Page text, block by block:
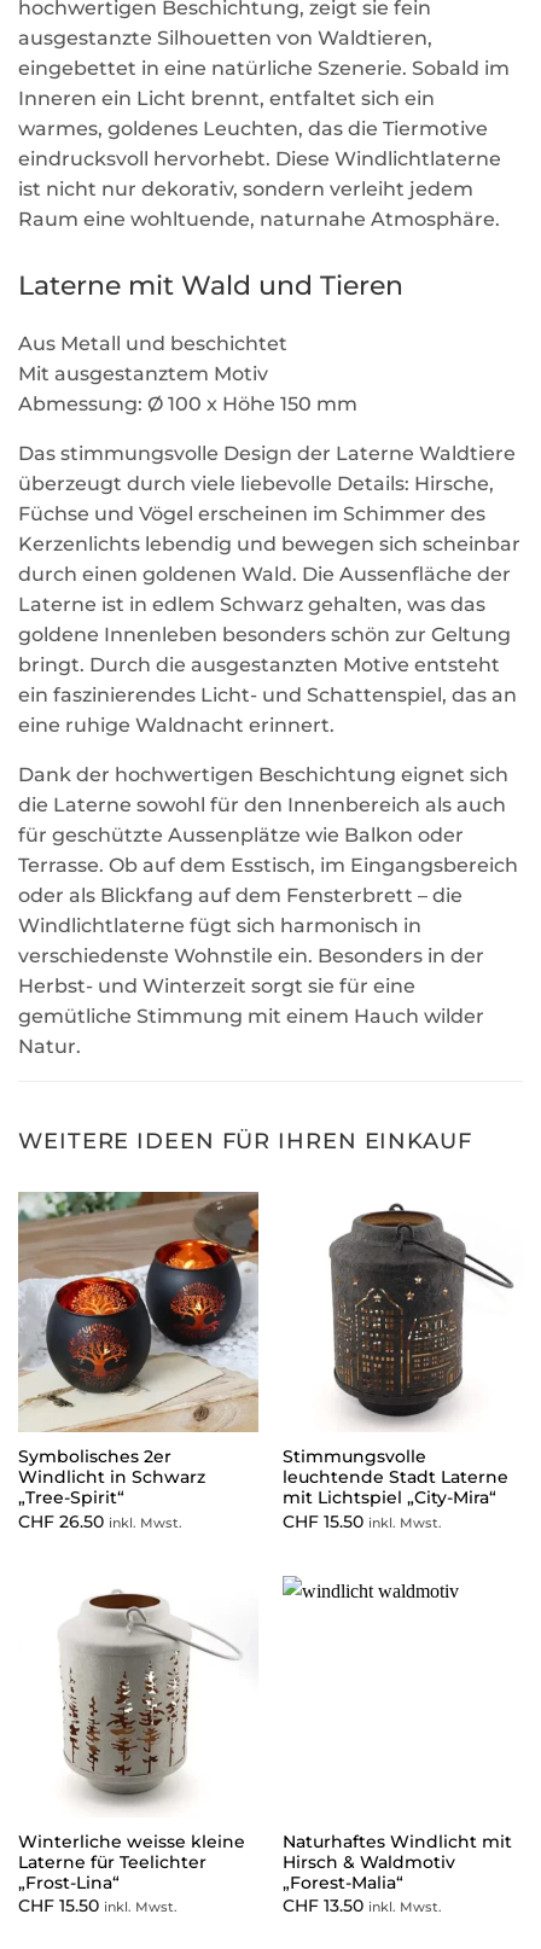
hochwertigen Beschichtung, zeigt sie fein
ausgestanzte Silhouetten von Waldtieren,
eingebettet in eine natürliche Szenerie. Sobald im
Inneren ein Licht brennt, entfaltet sich ein
warmes, goldenes Leuchten, das die Tiermotive
eindrucksvoll hervorhebt. Diese Windlichtlaterne
ist nicht nur dekorativ, sondern verleiht jedem
Raum eine wohltuende, naturnahe Atmosphäre.
Laterne mit Wald und Tieren
Aus Metall und beschichtet
Mit ausgestanztem Motiv
Abmessung: Ø 100 x Höhe 150 mm
Das stimmungsvolle Design der Laterne Waldtiere
überzeugt durch viele liebevolle Details: Hirsche,
Füchse und Vögel erscheinen im Schimmer des
Kerzenlichts lebendig und bewegen sich scheinbar
durch einen goldenen Wald. Die Aussenfläche der
Laterne ist in edlem Schwarz gehalten, was das
goldene Innenleben besonders schön zur Geltung
bringt. Durch die ausgestanzten Motive entsteht
ein faszinierendes Licht- und Schattenspiel, das an
eine ruhige Waldnacht erinnert.
Dank der hochwertigen Beschichtung eignet sich
die Laterne sowohl für den Innenbereich als auch
für geschützte Aussenplätze wie Balkon oder
Terrasse. Ob auf dem Esstisch, im Eingangsbereich
oder als Blickfang auf dem Fensterbrett – die
Windlichtlaterne fügt sich harmonisch in
verschiedenste Wohnstile ein. Besonders in der
Herbst- und Winterzeit sorgt sie für eine
gemütliche Stimmung mit einem Hauch wilder
Natur.
WEITERE IDEEN FÜR IHREN EINKAUF
Symbolisches 2er
Windlicht in Schwarz
„Tree-Spirit“
CHF26.50 inkl. Mwst.
Stimmungsvolle
leuchtende Stadt Laterne
mit Lichtspiel „City-Mira“
CHF15.50 inkl. Mwst.
Winterliche weisse kleine
Laterne für Teelichter
„Frost-Lina“
CHF15.50 inkl. Mwst.
Naturhaftes Windlicht mit
Hirsch & Waldmotiv
„Forest-Malia“
CHF13.50 inkl. Mwst.